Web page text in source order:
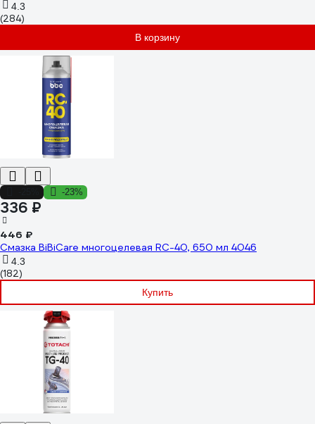
4.3
(284)
В корзину
-23%
336 ₽
446 ₽
Смазка BiBiCare многоцелевая RC-40, 650 мл 4046
4.3
(182)
Купить